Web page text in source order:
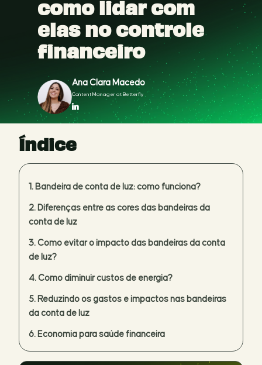
como lidar com
elas no controle
financeiro
Ana Clara Macedo
Content Manager at Betterfly
Índice
Bandeira de conta de luz: como funciona?
Diferenças entre as cores das bandeiras da
conta de luz
Como evitar o impacto das bandeiras da conta
de luz?
Como diminuir custos de energia?
Reduzindo os gastos e impactos nas bandeiras
da conta de luz
Economia para saúde financeira